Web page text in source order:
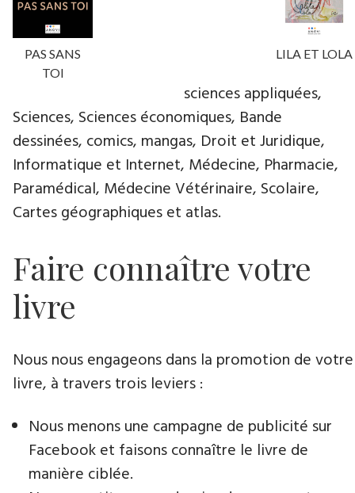
PAS SANS
TOI
LILA ET LOLA
sciences appliquées,
Sciences, Sciences économiques, Bande
dessinées, comics, mangas, Droit et Juridique,
Informatique et Internet, Médecine, Pharmacie,
Paramédical, Médecine Vétérinaire, Scolaire,
Cartes géographiques et atlas.
Faire connaître votre
livre
Nous nous engageons dans la promotion de votre
livre​, à travers trois leviers :
Nous menons une campagne de publicité sur
Facebook et faisons connaître le livre de
manière ciblée.